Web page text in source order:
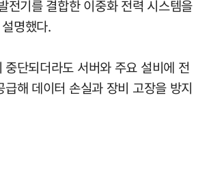
전기를 결합한 이중화 전력 시스템을
명했다.
중단되더라도 서버와 주요 설비에 전
급해 데이터 손실과 장비 고장을 방지